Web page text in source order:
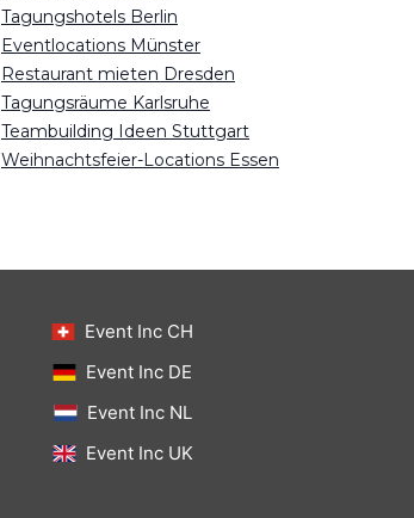
Tagungshotels Berlin
Eventlocations Münster
Restaurant mieten Dresden
Tagungsräume Karlsruhe
Teambuilding Ideen Stuttgart
Weihnachtsfeier-Locations Essen
Event Inc CH
Event Inc DE
Event Inc NL
Event Inc UK